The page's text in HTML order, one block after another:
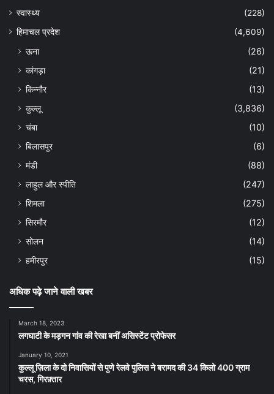
स्वास्थ्य
(228)
हिमाचल प्रदेश
(4,609)
ऊना
(26)
कांगड़ा
(21)
किन्नौर
(13)
कुल्लू
(3,836)
चंबा
(10)
बिलासपुर
(6)
मंडी
(88)
लाहुल और स्पीति
(247)
शिमला
(275)
सिरमौर
(12)
सोलन
(14)
हमीरपुर
(15)
अधिक पढ़े जाने वाली खबर
March 18, 2023
लगघाटी के मड़गन गांव की रेखा बनीं असिस्टेंट प्रोफेसर
January 10, 2021
कुल्लू ज़िला के दो निवासियों से पुणे रेलवे पुलिस ने बरामद की 34 किलो 400 ग्राम
चरस, गिरफ़्तार